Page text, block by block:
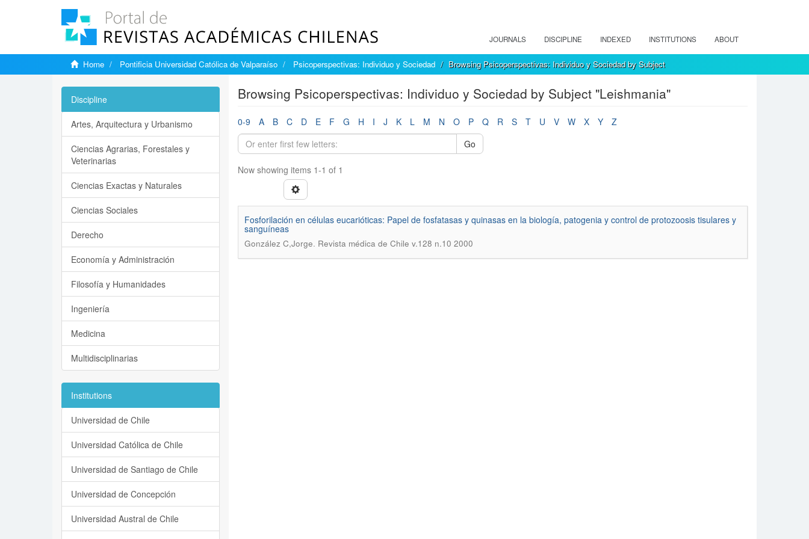
JOURNALS DISCIPLINE INDEXED INSTITUTIONS ABOUT
Home Pontificia Universidad Católica de Valparaíso Psicoperspectivas: Individuo y Sociedad Browsing Psicoperspectivas: Individuo y Sociedad by Subject
Browsing Psicoperspectivas: Individuo y Sociedad by Subject "Leishmania"
0-9 A B C D E F G H I J K L M N O P Q R S T U V W X Y
Z
Go
Now showing items 1-1 of 1
Fosforilación en células eucarióticas: Papel de fosfatasas y quinasas en la biología, patogenia y control de protozoosis tisulares y
sanguíneas
González C,Jorge. Revista médica de Chile v.128 n.10 2000
Discipline
Artes, Arquitectura y Urbanismo
Ciencias Agrarias, Forestales y
Veterinarias
Ciencias Exactas y Naturales
Ciencias Sociales
Derecho
Economía y Administración
Filosofía y Humanidades
Ingeniería
Medicina
Multidisciplinarias
Institutions
Universidad de Chile
Universidad Católica de Chile
Universidad de Santiago de Chile
Universidad de Concepción
Universidad Austral de Chile